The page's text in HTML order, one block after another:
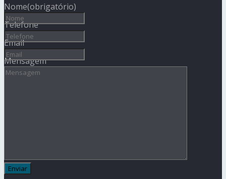
Nome(obrigatório)
Telefone
Email
Mensagem